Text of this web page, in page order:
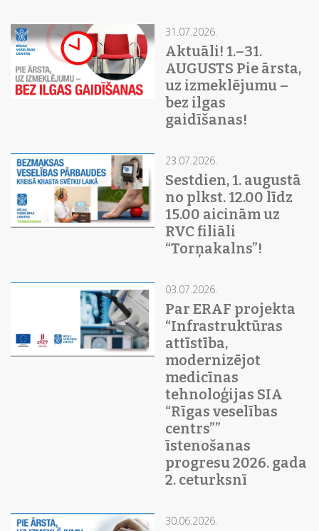
31.07.2026.
Aktuāli! 1.–31.
AUGUSTS Pie ārsta,
uz izmeklējumu –
bez ilgas
gaidīšanas!
23.07.2026.
Sestdien, 1. augustā
no plkst. 12.00 līdz
15.00 aicinām uz
RVC filiāli
“Torņakalns”!
03.07.2026.
Par ERAF projekta
“Infrastruktūras
attīstība,
modernizējot
medicīnas
tehnoloģijas SIA
“Rīgas veselības
centrs””
īstenošanas
progresu 2026. gada
2. ceturksnī
30.06.2026.